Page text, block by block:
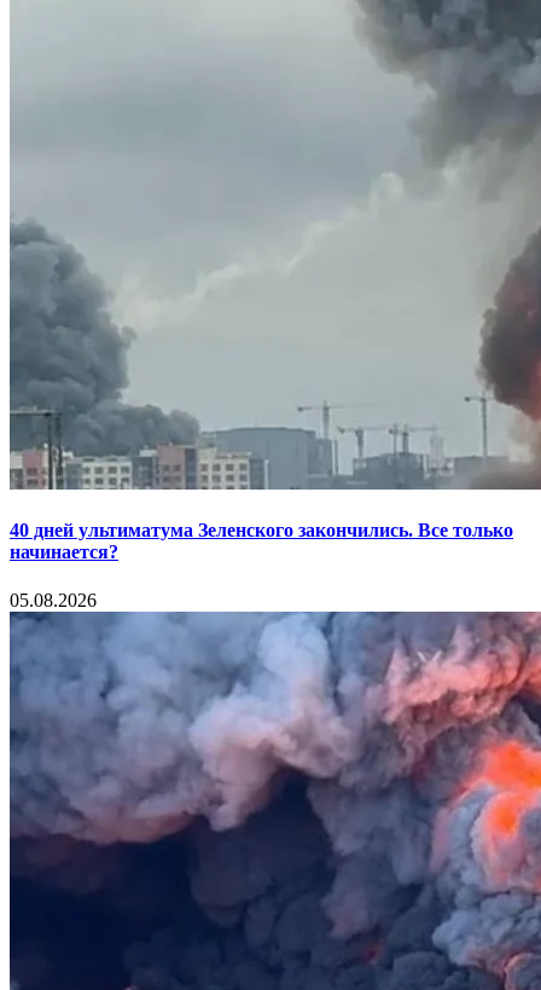
40 дней ультиматума Зеленского закончились. Все только
начинается?
05.08.2026